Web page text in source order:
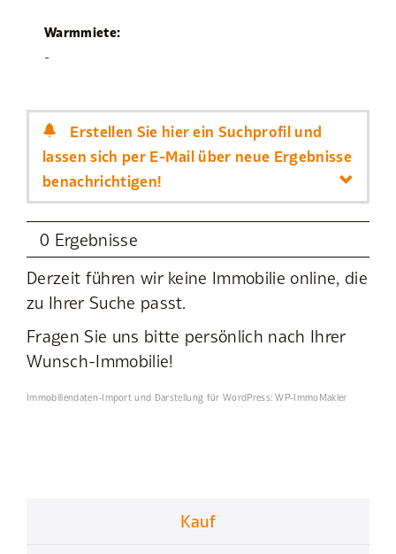
Warmmiete:
-
Erstellen Sie hier ein Suchprofil und
lassen sich per E-Mail über neue Ergebnisse
benachrichtigen!
0 Ergebnisse
Derzeit führen wir keine Immobilie online, die
zu Ihrer Suche passt.
Fragen Sie uns bitte persönlich nach Ihrer
Wunsch-Immobilie!
Immobiliendaten-Import und Darstellung für WordPress: WP-ImmoMakler
Kauf